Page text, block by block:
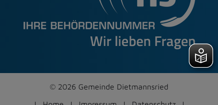
© 2026 Gemeinde Dietmannsried